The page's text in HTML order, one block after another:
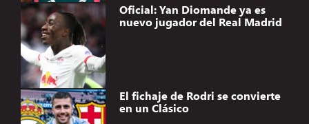
Oficial: Yan Diomande ya es
nuevo jugador del Real Madrid
El fichaje de Rodri se convierte
en un Clásico